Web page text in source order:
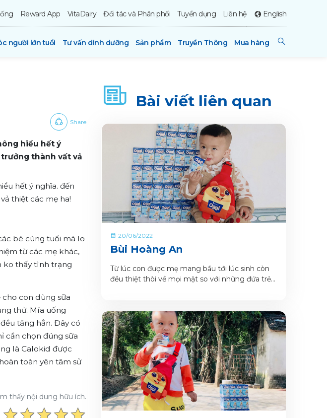
Reward App VitaDairy Đối tác và Phân phối Tuyển dụng Liên hệ English
người lớn tuổi Tư vấn dinh dưỡng Sản phẩm Truyền Thông Mua hàng
Share
hiểu hết ý
thành vất vả
hết ý nghĩa. đến
thiệt các mẹ ha!
bé cùng tuổi mà lo
từ các mẹ khác,
ko thấy tình trạng
cho con dùng sữa
thử. Mía uống
tăng hẳn. Đây có
cần chọn đúng sữa
là Calokid được
toàn yên tâm sử
thấy nội dung hữu ích.
Bài viết liên quan
20/06/2022
Bùi Hoàng An
Từ lúc con được mẹ mang bầu tới lúc sinh còn
đều thiệt thòi về mọi mặt so với những đứa trẻ